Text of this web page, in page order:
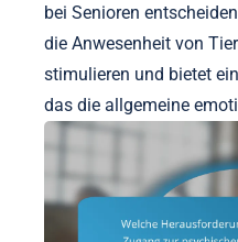
bei Senioren
die Anwesenheit von
stimulieren und bietet
das die allgemeine